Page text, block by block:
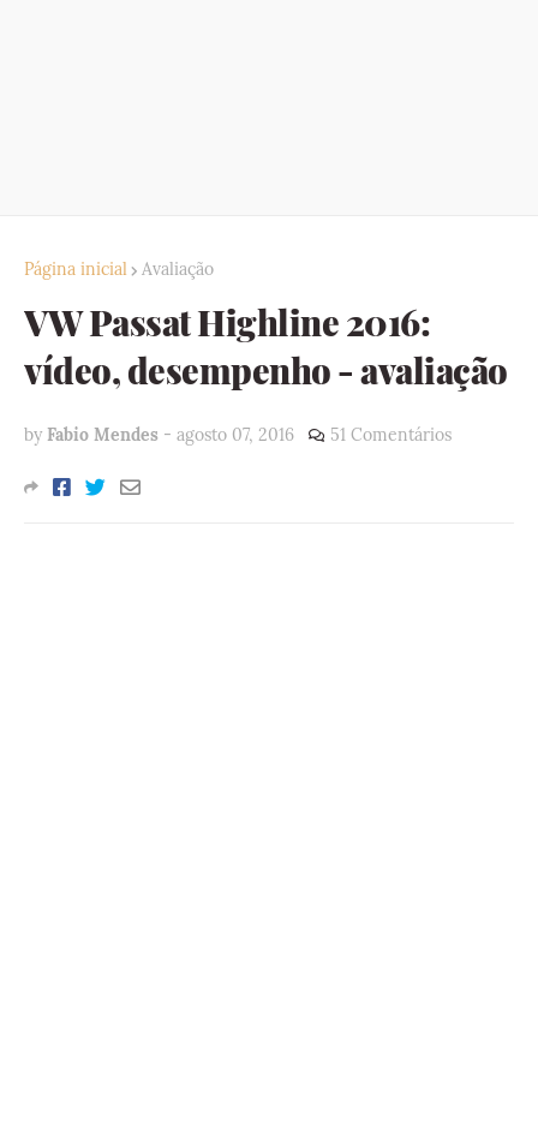
Página inicial Avaliação
VW Passat Highline 2016:
vídeo, desempenho - avaliação
by Fabio Mendes - agosto 07, 2016 51 Comentários